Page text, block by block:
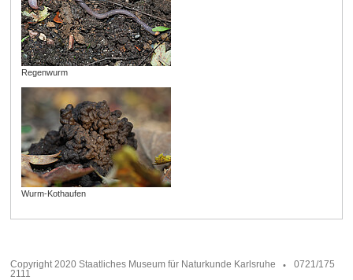
Regenwurm
Wurm-Kothaufen
Copyright 2020 Staatliches Museum für Naturkunde Karlsruhe
0721/175
2111